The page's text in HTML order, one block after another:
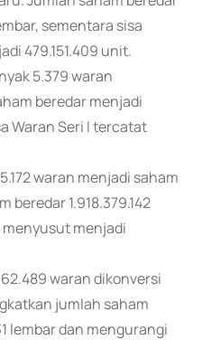
sementara sisa
479.151.409 unit.
5.379 waran
beredar menjadi
Waran Seri I tercatat
waran menjadi saham
beredar 1.918.379.142
menyusut menjadi
waran dikonversi
jumlah saham
lembar dan mengurangi